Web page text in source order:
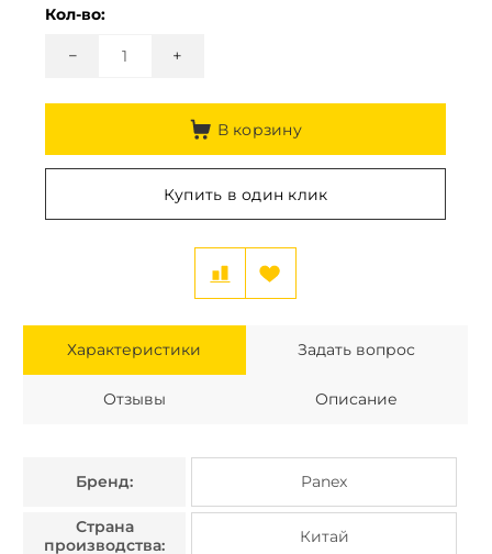
Кол-во:
+
−
В корзину
Купить в один клик
Характеристики Задать вопрос
Отзывы Описание
Бренд: Panex
Страна
производства:
Китай